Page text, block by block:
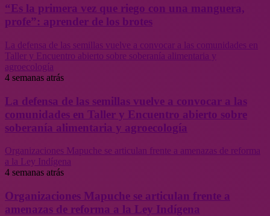
“Es la primera vez que riego con una manguera,
profe”: aprender de los brotes
La defensa de las semillas vuelve a convocar a las comunidades en
Taller y Encuentro abierto sobre soberanía alimentaria y
agroecología
4 semanas atrás
La defensa de las semillas vuelve a convocar a las
comunidades en Taller y Encuentro abierto sobre
soberanía alimentaria y agroecología
Organizaciones Mapuche se articulan frente a amenazas de reforma
a la Ley Indígena
4 semanas atrás
Organizaciones Mapuche se articulan frente a
amenazas de reforma a la Ley Indígena